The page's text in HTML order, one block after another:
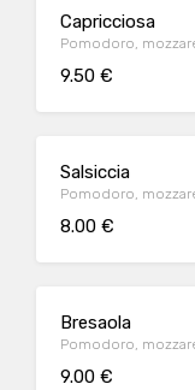
Capricciosa
Pomodoro,
9.50 €
Salsiccia
Pomodoro,
8.00 €
Bresaola
Pomodoro,
9.00 €